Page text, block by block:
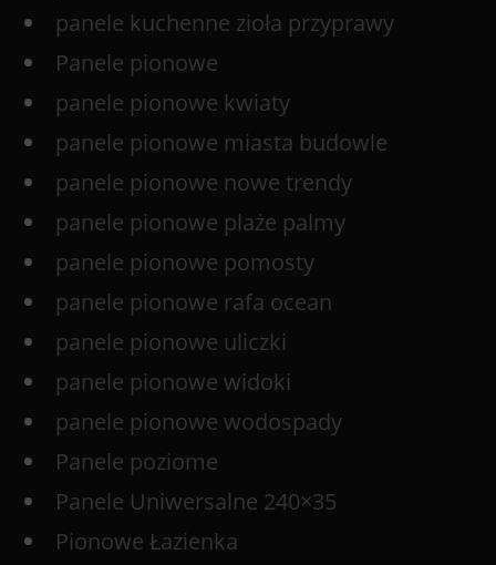
panele kuchenne zioła przyprawy
Panele pionowe
panele pionowe kwiaty
panele pionowe miasta budowle
panele pionowe nowe trendy
panele pionowe plaże palmy
panele pionowe pomosty
panele pionowe rafa ocean
panele pionowe uliczki
panele pionowe widoki
panele pionowe wodospady
Panele poziome
Panele Uniwersalne 240×35
Pionowe Łazienka